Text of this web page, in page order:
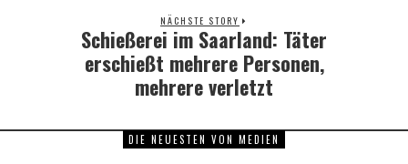
NÄCHSTE STORY
Next
Schießerei im Saarland: Täter
erschießt mehrere Personen,
mehrere verletzt
DIE NEUESTEN VON MEDIEN